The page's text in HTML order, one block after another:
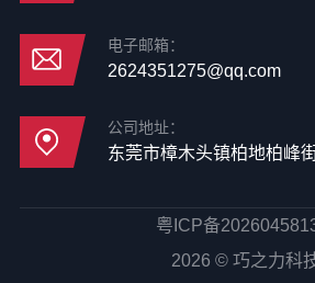
电子邮箱：
2624351275@qq.com
公司地址：
东莞市樟木头镇柏地柏峰
粤ICP备
2026 © 巧之力科